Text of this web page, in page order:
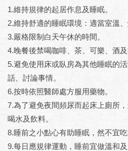
1.維持規律的起居作息及睡眠。
2.維持舒適的睡眠環境：適當室溫
3.嚴格限制白天午休的時間。
4.晚餐後禁喝咖啡、茶、可樂、酒及
5.避免使用床或臥房為其他睡眠的
話、討論事情。
6.按時依照醫師處方服用藥物。
7.為了避免夜間頻尿而起床上廁所
喝水及飲料。
8.睡前之小點心有助睡眠，然不宜吃
9.每日應規律運動，睡前宜做溫和